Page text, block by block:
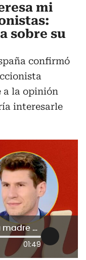
mi
sobre su
confirmó
a la opinión
interesarle
Charles Dupont sobre su madre como accionista mayoritaria
01:49